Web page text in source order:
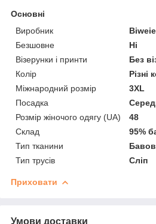
Основні
Виробник
Безшовне
Ні
Візерунки і принти
Без
Колір
Різні
Міжнародний розмір
3XL
Посадка
Розмір жіночого одягу (UA)
48
Склад
95%
Тип тканини
Тип трусів
Сліп
Приховати
Умови доставки